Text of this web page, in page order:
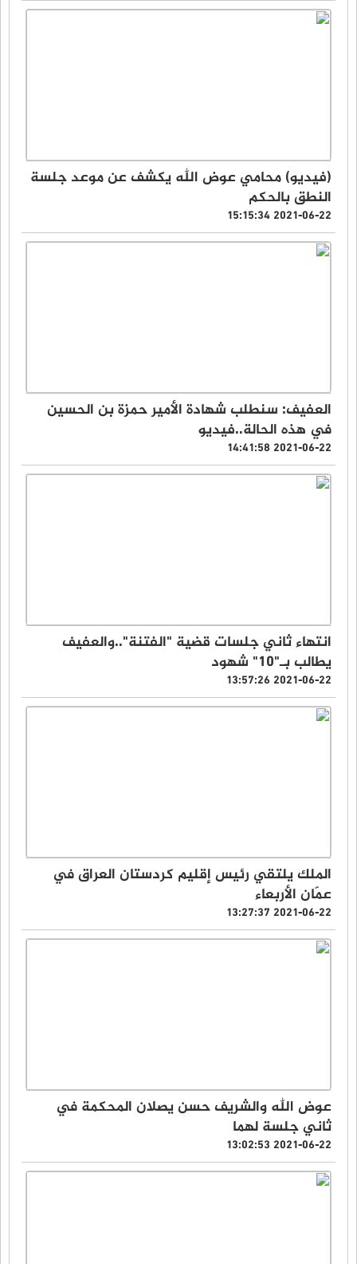
(فيديو) محامي عوض الله يكشف عن موعد جلسة
النطق بالحكم
2021-06-22 15:15:34
العفيف: سنطلب شهادة الأمير حمزة بن الحسين
في هذه الحالة..فيديو
2021-06-22 14:41:58
انتهاء ثاني جلسات قضية "الفتنة"..والعفيف
يطالب بـ"10" شهود
2021-06-22 13:57:26
الملك يلتقي رئيس إقليم كردستان العراق في
عمّان الأربعاء
2021-06-22 13:27:37
عوض الله والشريف حسن يصلان المحكمة في
ثاني جلسة لهما
2021-06-22 13:02:53